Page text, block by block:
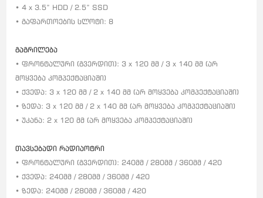
• 4 x 3.5” HDD / 2.5” SSD
• გაფართოების სლოტი: 8
გაგრილება
• ფრონტალური (გვერდით): 3 x 120 მმ / 3 x 140 მმ (არ
მოყვება კომპექტაციაში)
• ქვედა: 3 x 120 მმ / 2 x 140 მმ (არ მოყვება კომპექტაციაში)
• ზედა: 3 x 120 მმ / 2 x 140 მმ (არ მოყვება კომპექტაციაში)
• უკანა: 2 x 120 მმ (არ მოყვება კომპექტაციაში)
თავსებადი რადიაოტრი
• ფრონტალური (გვერდით): 240მმ / 280მმ / 360მმ / 420
• ქვედა: 240მმ / 280მმ / 360მმ / 420
• ზედა: 240მმ / 280მმ / 360მმ / 420